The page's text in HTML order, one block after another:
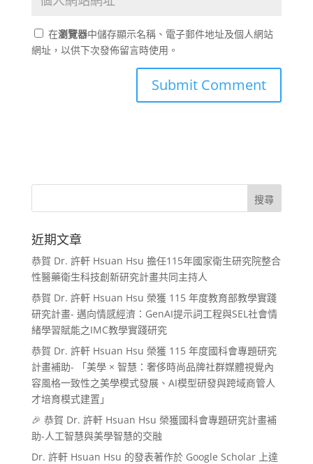
在瀏覽器中儲存顯示名稱、電子郵件地址及個人網站
網址，以供下次發佈留言時使用。
近期文章
恭賀 Dr. 許軒 Hsuan Hsu 擔任115年國家衛生研究院整合
性醫藥衛生科技創新研究計畫共同主持人
恭賀 Dr. 許軒 Hsuan Hsu 榮獲 115 年度教育部教學實踐
研究計畫- 邁向情感經濟：GenAI提示詞工程與SEL社會情
緒學習賦能之IMC教學實踐研究
恭賀 Dr. 許軒 Hsuan Hsu 榮獲 115 年度國科會專題研究
計畫補助- 「美學 × 智慧：奢侈時尚品牌社群媒體視覺內
容風格一致性之美學模式發展、AI模型研發與跨域商管人
才培育模式建置」
🎉 恭賀 Dr. 許軒 Hsuan Hsu 榮獲國科會專題研究計畫補
助-人工智慧與美學智慧的交融
Dr. 許軒 Hsuan Hsu 的發表著作於 Google Scholar 上達